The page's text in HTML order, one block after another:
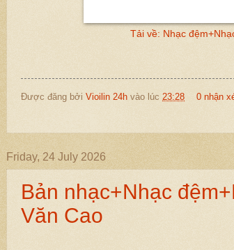
Tải về: Nhạc
Được đăng bởi Vioilin 24h vào lúc 23:28 0 nhận
Friday, 24 July 2026
Bản nhạc+Nhạc
Văn Cao